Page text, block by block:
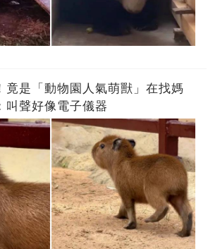
竟是「動物園人氣萌獸」在找媽
叫聲好像電子儀器